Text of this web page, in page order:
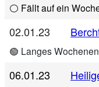
⚪ Fällt auf ein
02.01.23
🟢 Langes
06.01.23